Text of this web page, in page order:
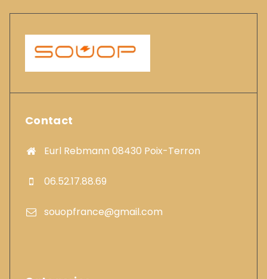
Contact
Eurl Rebmann 08430 Poix-Terron
06.52.17.88.69
souopfrance@gmail.com